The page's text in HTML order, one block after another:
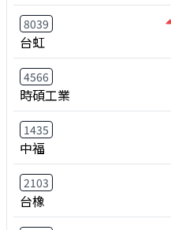
8039
台虹
4566
時碩工業
1435
中福
2103
台橡